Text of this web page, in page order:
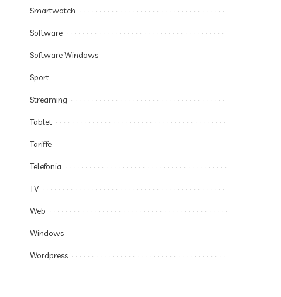
Smartwatch
Software
Software Windows
Sport
Streaming
Tablet
Tariffe
Telefonia
TV
Web
Windows
Wordpress